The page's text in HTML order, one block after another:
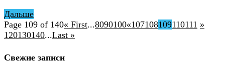
Дальше
Page 109 of 140« First...8090100«107108109110111 »
120130140...Last »
Свежие записи